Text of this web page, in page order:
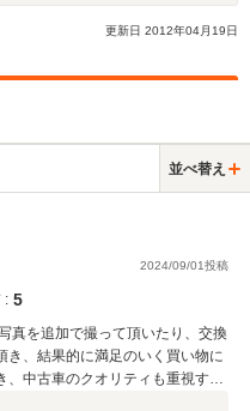
更新日 2012年04月 19日
並べ替え
2024/09/01投稿
: 5
真を追加で撮って頂いたり、交換
き、結果的に満足のいく買い物に
、中古車のクオリティも重視する
、サポート頂きました。 残念な